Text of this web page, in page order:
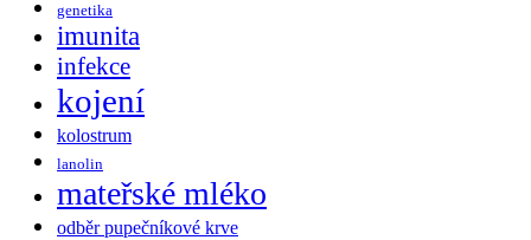
genetika
imunita
infekce
kojení
kolostrum
lanolin
mateřské mléko
odběr pupečníkové krve